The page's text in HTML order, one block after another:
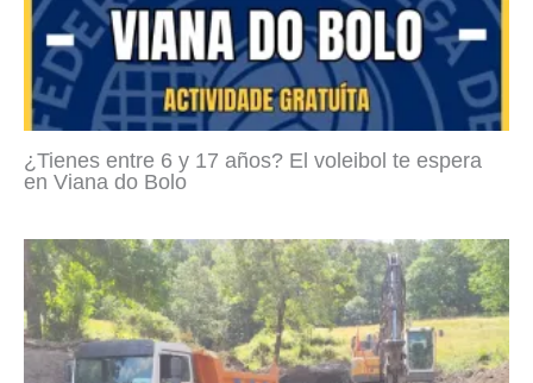
¿Tienes entre 6 y 17 años? El voleibol te espera
en Viana do Bolo